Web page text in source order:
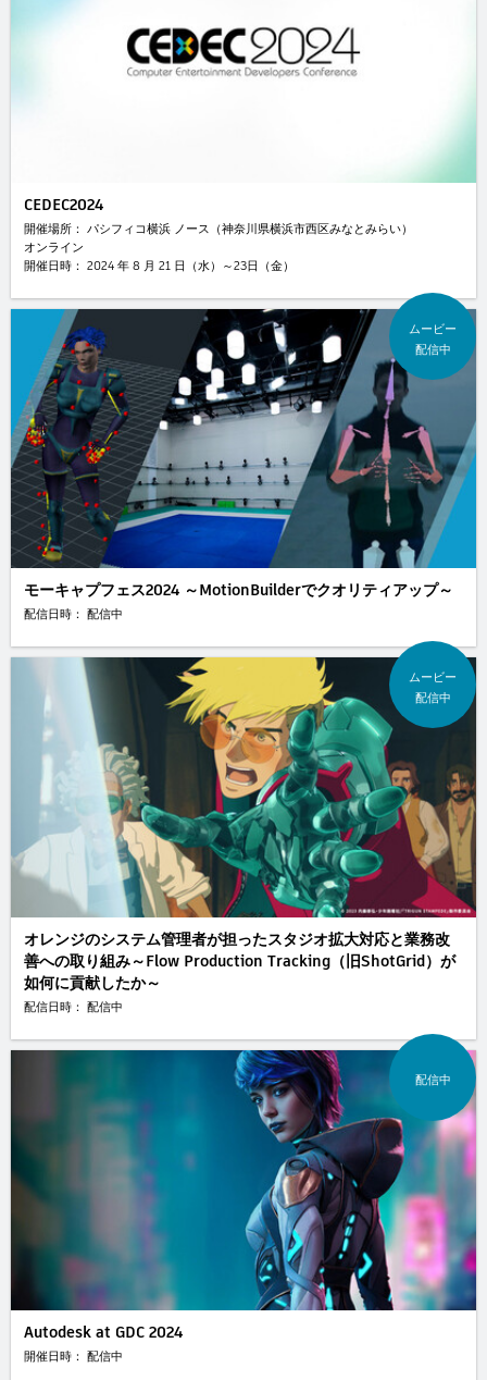
CEDEC2024
開催場所： パシフィコ横浜 ノース（神奈川県横浜市西区みなとみらい）
オンライン
開催日時： 2024 年 8 月 21 日（水）～23日（金）
ムービー
配信中
モーキャプフェス2024 ～MotionBuilderでクオリティアップ～
配信日時： 配信中
ムービー
配信中
オレンジのシステム管理者が担ったスタジオ拡大対応と業務改
善への取り組み～Flow Production Tracking（旧ShotGrid）が
如何に貢献したか～
配信日時： 配信中
配信中
Autodesk at GDC 2024
開催日時： 配信中